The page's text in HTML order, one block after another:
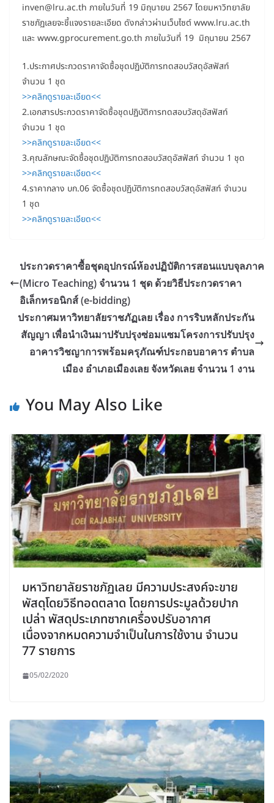
inven@lru.ac.th ภายในวันที่ 19 มิถุนายน 2567 โดยมหาวิทยาลัย
ราชภัฏเลยจะชี้แจงรายละเอียด ดังกล่าวผ่านเว็บไซต์ www.lru.ac.th
และ www.gprocurement.go.th ภายในวันที่ 19 มิถุนายน 2567
1.ประกาศประกวดราคาจัดซื้อชุดปฏิบัติการทดสอบวัสดุอัสฟัสท์
จำนวน 1 ชุด
>>คลิกดูรายละเอียด<<
2.เอกสารประกวดราคาจัดซื้อชุดปฏิบัติการทดสอบวัสดุอัสฟัสท์
จำนวน 1 ชุด
>>คลิกดูรายละเอียด<<
3.คุณลักษณะจัดซื้อชุดปฏิบัติการทดสอบวัสดุอัสฟัสท์ จำนวน 1 ชุด
>>คลิกดูรายละเอียด<<
4.ราคากลาง บก.06 จัดซื้อชุดปฏิบัติการทดสอบวัสดุอัสฟัสท์ จำนวน
1 ชุด
>>คลิกดูรายละเอียด<<
ประกวดราคาซื้อชุดอุปกรณ์ห้องปฏิบัติการสอนแบบจุลภาค
(Micro Teaching) จำนวน 1 ชุด ด้วยวิธีประกวดราคา
อิเล็กทรอนิกส์ (e-bidding)
ประกาศมหาวิทยาลัยราชภัฏเลย เรื่อง การริบหลักประกัน
สัญญา เพื่อนำเงินมาปรับปรุงซ่อมแซมโครงการปรับปรุง
อาคารวิชญาการพร้อมครุภัณฑ์ประกอบอาคาร ตำบล
เมือง อำเภอเมืองเลย จังหวัดเลย จำนวน 1 งาน
You May Also Like
มหาวิทยาลัยราชภัฏเลย มีความประสงค์จะขาย
พัสดุโดยวิธีทอดตลาด โดยการประมูลด้วยปาก
เปล่า พัสดุประเภทซากเครื่องปรับอากาศ
เนื่องจากหมดความจำเป็นในการใช้งาน จำนวน
77 รายการ
05/02/2020